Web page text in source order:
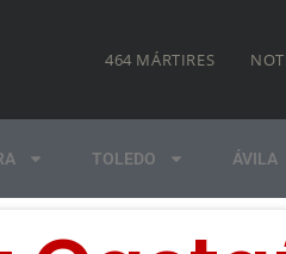
464 MÁRTIRES
TOLEDO ÁVILA